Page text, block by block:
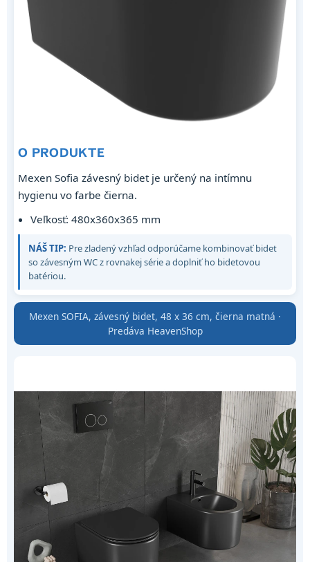
O PRODUKTE
Mexen Sofia závesný bidet je určený na intímnu
hygienu vo farbe čierna.
Veľkosť: 480x360x365 mm
NÁŠ TIP: Pre zladený vzhľad odporúčame kombinovať bidet
so závesným WC z rovnakej série a doplniť ho bidetovou
batériou.
Mexen SOFIA, závesný bidet, 48 x 36 cm, čierna matná ·
Predáva HeavenShop